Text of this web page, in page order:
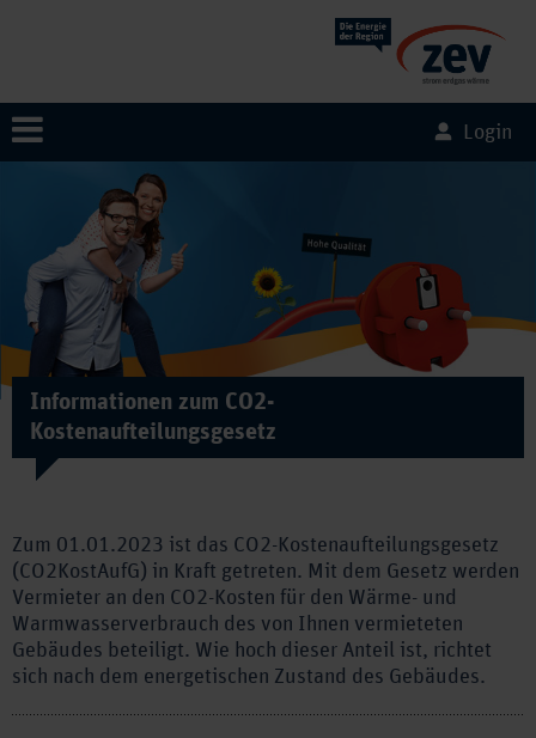
Login
Informationen zum CO2-
Kostenaufteilungsgesetz
Zum 01.01.2023 ist das CO2-Kostenaufteilungsgesetz
(CO2KostAufG) in Kraft getreten. Mit dem Gesetz werden
Vermieter an den CO2-Kosten für den Wärme- und
Warmwasserverbrauch des von Ihnen vermieteten
Gebäudes beteiligt. Wie hoch dieser Anteil ist, richtet
sich nach dem energetischen Zustand des Gebäudes.